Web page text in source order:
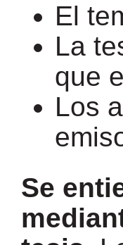
El
La
que
Los
Se